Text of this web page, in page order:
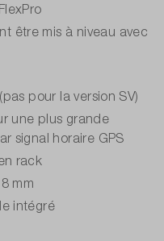
être mis à niveau avec
pour la version SV)
une plus grande
signal horaire GPS
rack
mm
intégré